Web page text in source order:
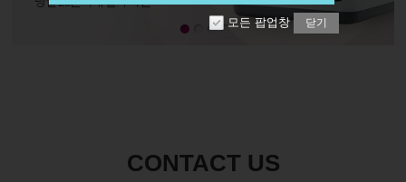
모든 팝업창 닫기
CONTACT US